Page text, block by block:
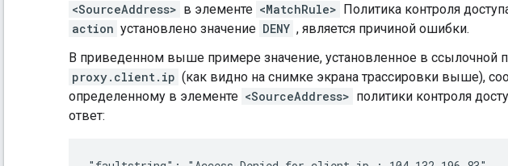
<SourceAddress> в элементе <MatchRule> Политика контроля
action установлено значение DENY , является причиной ошибки.
В приведенном выше примере значение, установленное в ссылочной
proxy.client.ip (как видно на снимке экрана трассировки выше),
определенному в элементе <SourceAddress> политики контроля
ответ: